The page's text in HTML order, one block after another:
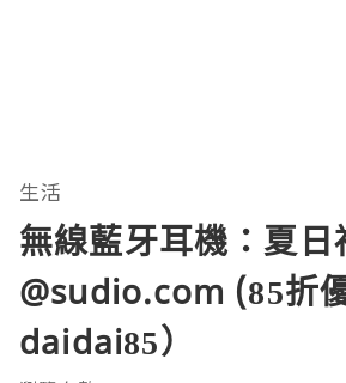
生活
無線藍牙耳機：夏日
@sudio.com (85折
daidai85）